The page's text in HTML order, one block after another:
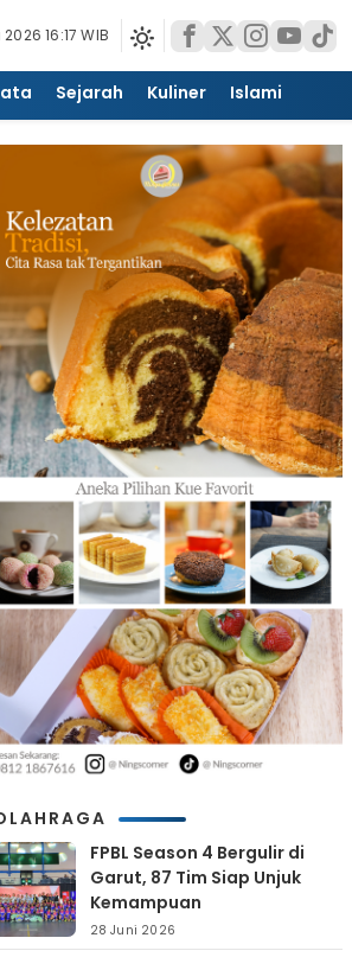
16:17 WIB
Sejarah Kuliner Islami
FPBL Season 4 Bergulir di
Garut, 87 Tim Siap Unjuk
Kemampuan
28 Juni 2026